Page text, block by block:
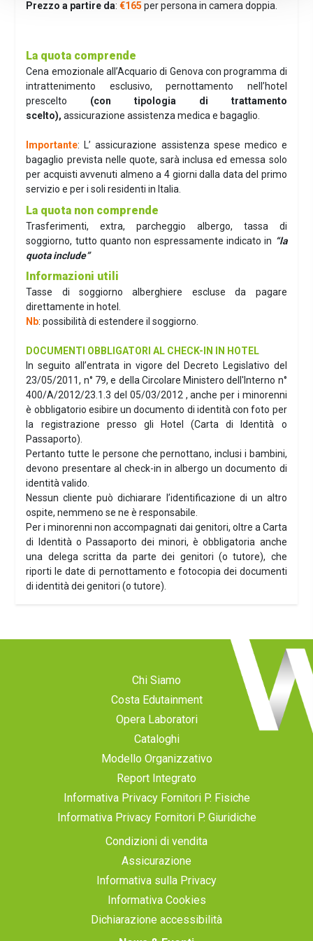
Prezzo a partire da: €165 per persona in camera doppia.
La quota comprende
Cena emozionale all’Acquario di Genova con programma di
intrattenimento esclusivo, pernottamento nell’hotel
prescelto (con tipologia di trattamento
scelto), assicurazione assistenza medica e bagaglio.
Importante: L’ assicurazione assistenza spese medico e
bagaglio prevista nelle quote, sarà inclusa ed emessa solo
per acquisti avvenuti almeno a 4 giorni dalla data del primo
servizio e per i soli residenti in Italia.
La quota non comprende
Trasferimenti, extra, parcheggio albergo, tassa di
soggiorno, tutto quanto non espressamente indicato in “la
quota include”
Informazioni utili
Tasse di soggiorno alberghiere escluse da pagare
direttamente in hotel.
Nb: possibilità di estendere il soggiorno.
DOCUMENTI OBBLIGATORI AL CHECK-IN IN HOTEL
In seguito all’entrata in vigore del Decreto Legislativo del
23/05/2011, n° 79, e della Circolare Ministero dell'Interno n°
400/A/2012/23.1.3 del 05/03/2012 , anche per i minorenni
è obbligatorio esibire un documento di identità con foto per
la registrazione presso gli Hotel (Carta di Identità o
Passaporto).
Pertanto tutte le persone che pernottano, inclusi i bambini,
devono presentare al check-in in albergo un documento di
identità valido.
Nessun cliente può dichiarare l’identificazione di un altro
ospite, nemmeno se ne è responsabile.
Per i minorenni non accompagnati dai genitori, oltre a Carta
di Identità o Passaporto dei minori, è obbligatoria anche
una delega scritta da parte dei genitori (o tutore), che
riporti le date di pernottamento e fotocopia dei documenti
di identità dei genitori (o tutore).
Chi Siamo
Costa Edutainment
Opera Laboratori
Cataloghi
Modello Organizzativo
Report Integrato
Informativa Privacy Fornitori P. Fisiche
Informativa Privacy Fornitori P. Giuridiche
Condizioni di vendita
Assicurazione
Informativa sulla Privacy
Informativa Cookies
Dichiarazione accessibilità